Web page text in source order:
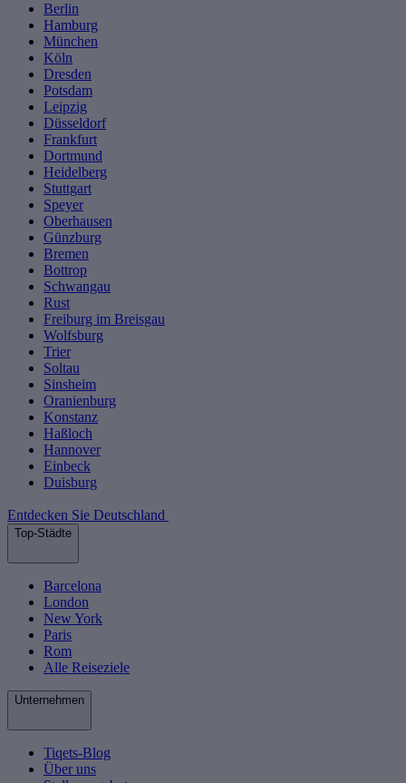
Berlin
Hamburg
München
Köln
Dresden
Potsdam
Leipzig
Düsseldorf
Frankfurt
Dortmund
Heidelberg
Stuttgart
Speyer
Oberhausen
Günzburg
Bremen
Bottrop
Schwangau
Rust
Freiburg im Breisgau
Wolfsburg
Trier
Soltau
Sinsheim
Oranienburg
Konstanz
Haßloch
Hannover
Einbeck
Duisburg
Entdecken Sie Deutschland
Top-Städte
Barcelona
London
New York
Paris
Rom
Alle Reiseziele
Unternehmen
Tiqets-Blog
Über uns